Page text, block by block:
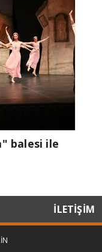
balesi ile
İLETİŞİM